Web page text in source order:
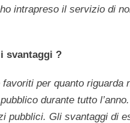
intrapreso il servizio di
svantaggi ?
per quanto riguarda
durante tutto
pubblici. Gli svantaggi di